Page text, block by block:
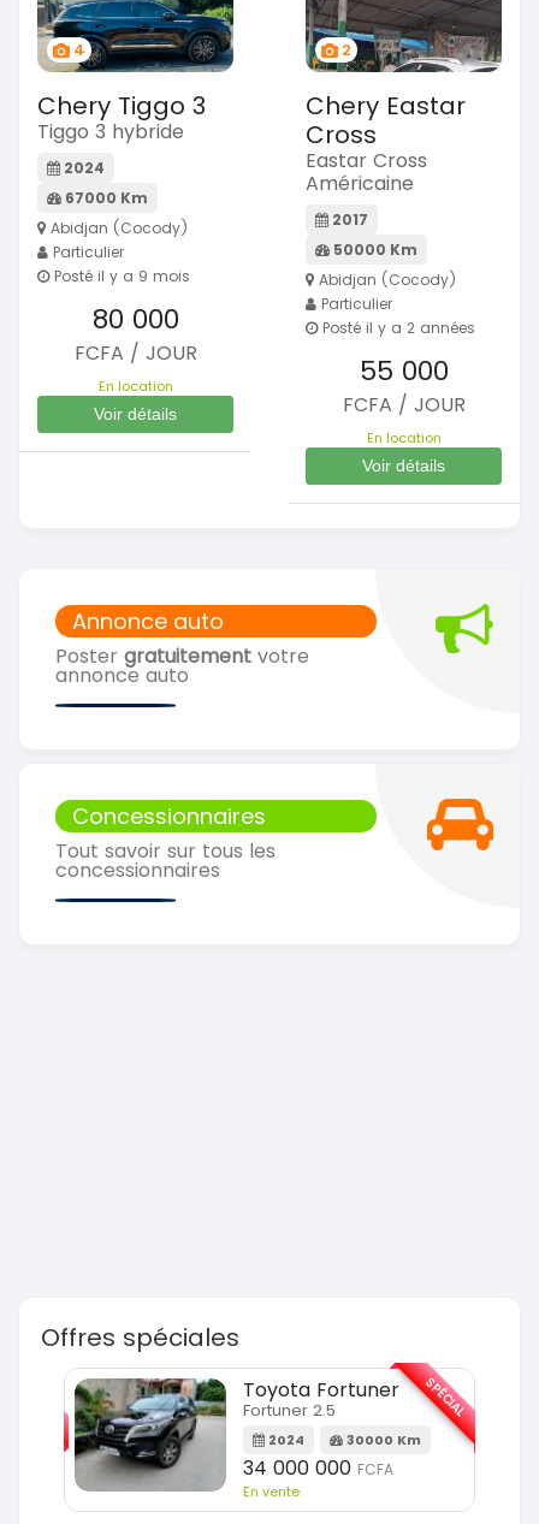
Annonce auto
Poster gratuitement votre
annonce auto
Concessionnaires
Tout savoir sur tous les
concessionnaires
Offres spéciales
Toyota Fortuner
Fortuner 2.5
2024 30000 Km
34 000 000 FCFA
En vente
SPÉCIAL
4
Chery Tiggo 3
Tiggo 3 hybride
2024
67000 Km
Abidjan (Cocody)
Particulier
Posté il y a 9 mois
80 000
FCFA / JOUR
En location
Voir détails
2
Chery Eastar
Cross
Eastar Cross
Américaine
2017
50000 Km
Abidjan (Cocody)
Particulier
Posté il y a 2 années
55 000
FCFA / JOUR
En location
Voir détails